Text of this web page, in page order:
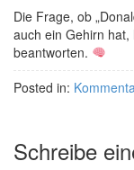
Die Frage, ob
auch ein Gehirn
beantworten.
Posted in:
Schreibe